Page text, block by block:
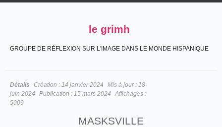
le grimh
GROUPE DE RÉFLEXION SUR L'IMAGE DANS LE MONDE HISPANIQUE
Détails Création : 14 janvier 2024 Mis à jour : 18
juin 2024
Publication : 15 mars 2024
Affichages :
5009
MASKSVILLE